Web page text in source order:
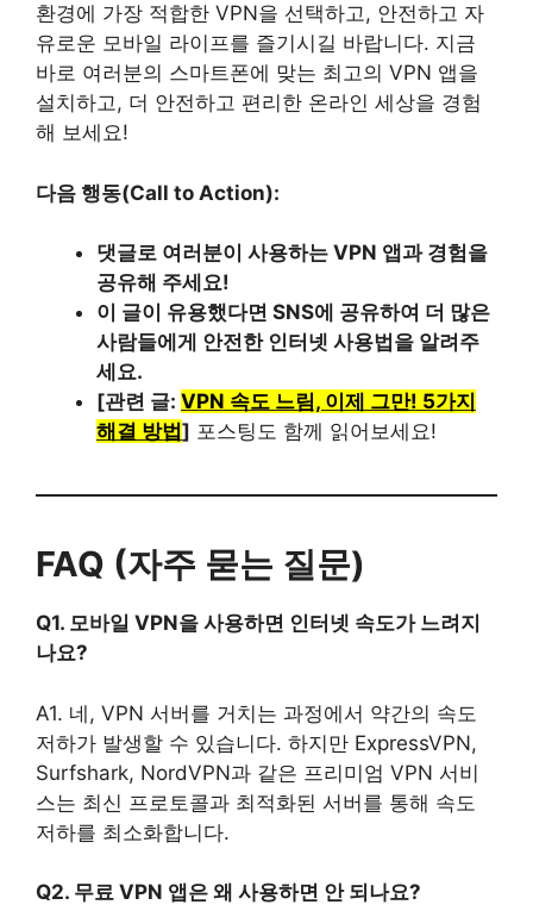
환경에 가장 적합한 VPN을 선택하고, 안전하고 자
유로운 모바일 라이프를 즐기시길 바랍니다. 지금
바로 여러분의 스마트폰에 맞는 최고의 VPN 앱을
설치하고, 더 안전하고 편리한 온라인 세상을 경험
해 보세요!
다음 행동(Call to Action):
댓글로 여러분이 사용하는 VPN 앱과 경험을
공유해 주세요!
이 글이 유용했다면 SNS에 공유하여 더 많은
사람들에게 안전한 인터넷 사용법을 알려주
세요.
[관련 글: VPN 속도 느림, 이제 그만! 5가지
해결 방법] 포스팅도 함께 읽어보세요!
FAQ (자주 묻는 질문)
Q1. 모바일 VPN을 사용하면 인터넷 속도가 느려지
나요?
A1. 네, VPN 서버를 거치는 과정에서 약간의 속도
저하가 발생할 수 있습니다. 하지만 ExpressVPN,
Surfshark, NordVPN과 같은 프리미엄 VPN 서비
스는 최신 프로토콜과 최적화된 서버를 통해 속도
저하를 최소화합니다.
Q2. 무료 VPN 앱은 왜 사용하면 안 되나요?